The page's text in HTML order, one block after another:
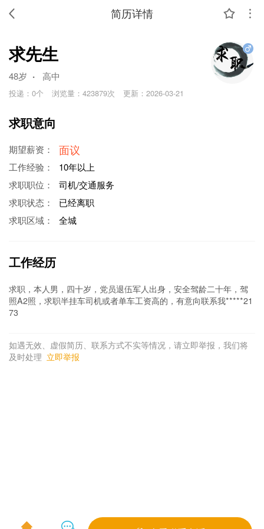
简历详情
求先生
48岁 . 高中
投递： 0个 浏览量： 423879次 更新： 2026-03-21
求职意向
期望薪资： 面议
工作经验：
10年以上
求职职位：
司机/交通服务
求职状态：
已经离职
求职区域：
全城
工作经历
求职，本人男，四十岁，党员退伍军人出身，安全驾龄二十年，驾
照A2照，求职半挂车司机或者单车工资高的，有意向联系我*****21
73
如遇无效、虚假简历、联系方式不实等情况，请立即举报，我们将
及时处理 立即举报